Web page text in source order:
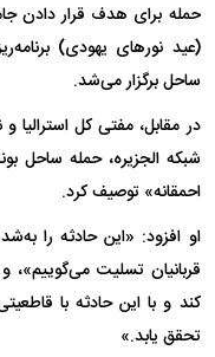
حمله برای هدف قرار دادن
(عید نور‌های یهودی)
ساحل برگزار می‌شد.
در مقابل، مفتی کل استرالیا و
شبکه الجزیره، حمله ساحل
احمقانه» توصیف کرد.
او افزود: «این حادثه را
قربانیان تسلیت می‌گوییم»،
کند و با این حادثه با
تحقق یابد.»